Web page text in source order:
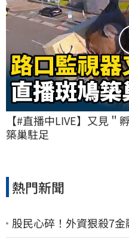
【#直播中LIVE】又見
築巢駐足
熱門新聞
股民心碎！外資狠殺7金